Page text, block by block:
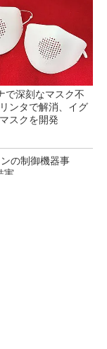
で深刻なマスク不
ンタで解消、イグ
スクを開発
の制御機器事
実